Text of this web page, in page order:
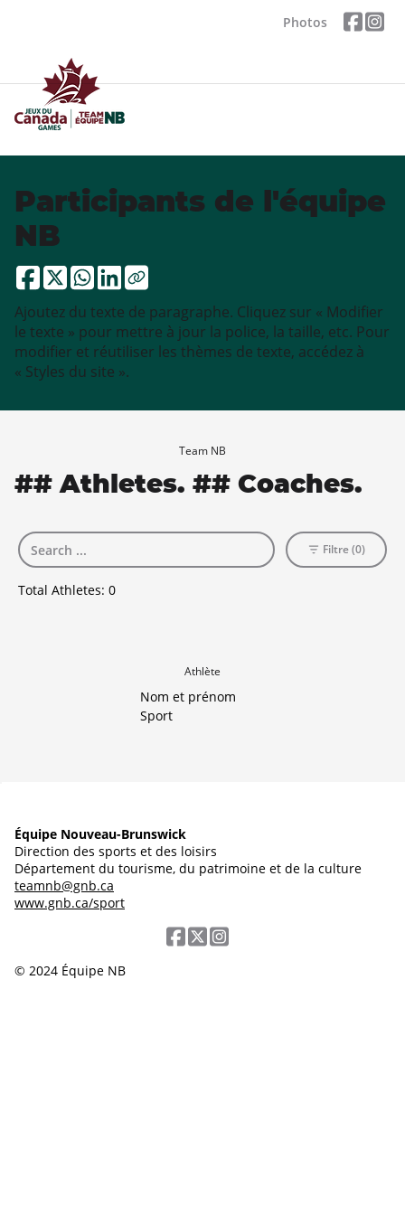
Photos
Participants de l'équipe
NB
Ajoutez du texte de paragraphe. Cliquez sur « Modifier
le texte » pour mettre à jour la police, la taille, etc. Pour
modifier et réutiliser les thèmes de texte, accédez à
« Styles du site ».
Team NB
## Athletes. ## Coaches.
Total Athletes: 0
Filtre (0)
Athlète
Nom et prénom
Sport
Équipe Nouveau-Brunswick
Direction des sports et des loisirs
Département du tourisme, du patrimoine et de la culture
teamnb@gnb.ca
www.gnb.ca/sport
© 2024 Équipe NB